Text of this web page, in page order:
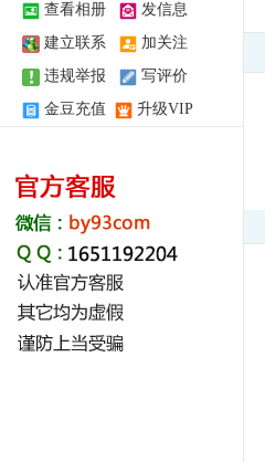
查看相册
发信息
建立联系
加关注
违规举报
写评价
金豆充值
升级VIP